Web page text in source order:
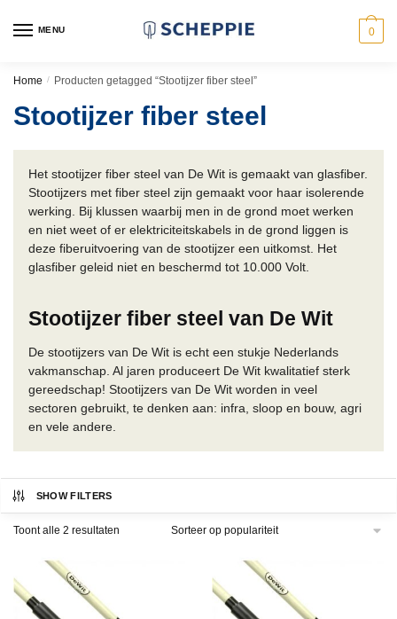
MENU 0
Home / Producten getagged “Stootijzer fiber steel”
Stootijzer fiber steel
Het stootijzer fiber steel van De Wit is gemaakt van glasfiber.
Stootijzers met fiber steel zijn gemaakt voor haar isolerende
werking. Bij klussen waarbij men in de grond moet werken
en niet weet of er elektriciteitskabels in de grond liggen is
deze fiberuitvoering van de stootijzer een uitkomst. Het
glasfiber geleid niet en beschermd tot 10.000 Volt.
Stootijzer fiber steel van De Wit
De stootijzers van De Wit is echt een stukje Nederlands
vakmanschap. Al jaren produceert De Wit kwalitatief sterk
gereedschap! Stootijzers van De Wit worden in veel
sectoren gebruikt, te denken aan: infra, sloop en bouw, agri
en vele andere.
SHOW FILTERS
Toont alle 2 resultaten Gesorteerd